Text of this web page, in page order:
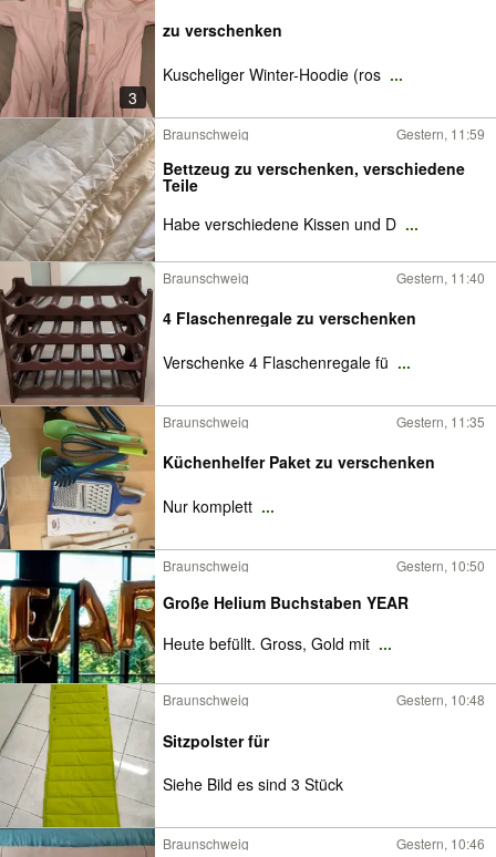
3
zu verschenken
Kuscheliger Winter-Hoodie (ros ...
Braunschweig Gestern, 11:59
Bettzeug zu verschenken, verschiedene
Teile
Habe verschiedene Kissen und D ...
Braunschweig Gestern, 11:40
4 Flaschenregale zu verschenken
Verschenke 4 Flaschenregale fü ...
Braunschweig Gestern, 11:35
Küchenhelfer Paket zu verschenken
Nur komplett ...
Braunschweig Gestern, 10:50
Große Helium Buchstaben YEAR
Heute befüllt. Gross, Gold mit ...
Braunschweig Gestern, 10:48
Sitzpolster für
Siehe Bild es sind 3 Stück
Braunschweig Gestern, 10:46